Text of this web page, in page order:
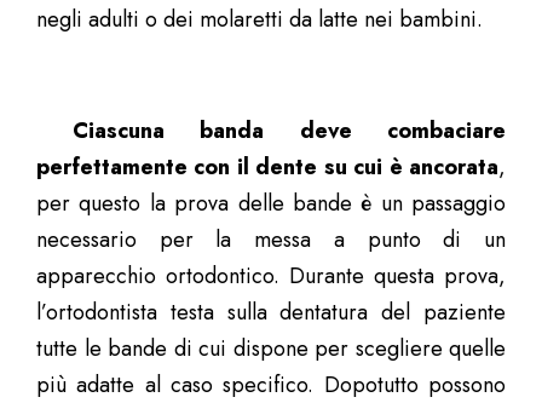
negli adulti o dei molaretti da latte nei bambini.
Ciascuna banda deve combaciare
perfettamente con il dente su cui è ancorata,
per questo la prova delle bande è un passaggio
necessario per la messa a punto di un
apparecchio ortodontico. Durante questa prova,
l’ortodontista testa sulla dentatura del paziente
tutte le bande di cui dispone per scegliere quelle
più adatte al caso specifico. Dopotutto possono